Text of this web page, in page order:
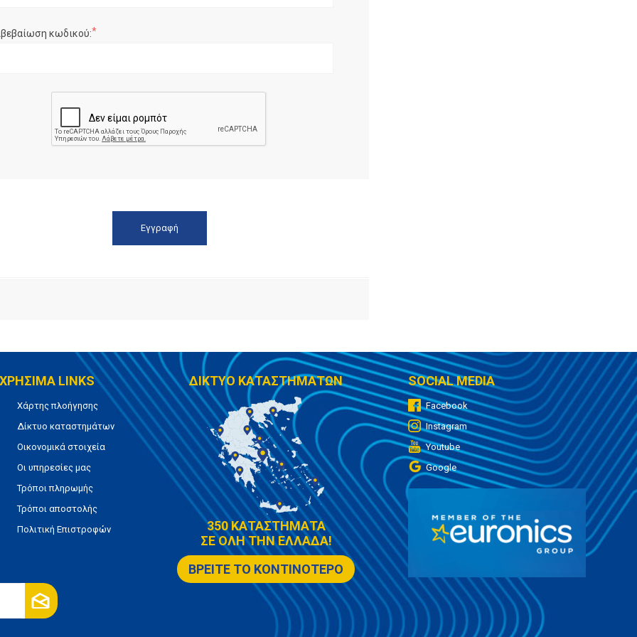
κωδικού:*
ΧΡΗΣΙΜΑ LINKS
Χάρτης πλοήγησης
Δίκτυο καταστημάτων
Οικονομικά στοιχεία
Οι υπηρεσίες μας
Τρόποι πληρωμής
Τρόποι αποστολής
Πολιτική Επιστροφών
ΔΙΚΤΥΟ ΚΑΤΑΣΤΗΜΑΤΩΝ
350 ΚΑΤΑΣΤΗΜΑΤΑ
ΣΕ ΟΛΗ ΤΗΝ ΕΛΛΑΔΑ!
ΒΡΕΙΤΕ ΤΟ ΚΟΝΤΙΝΟΤΕΡΟ
SOCIAL MEDIA
Facebook
Instagram
Youtube
Google